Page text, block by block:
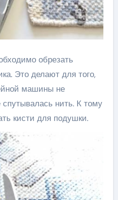
обрезать
Это делают для того,
машины не
нить. К тому
кисти для подушки.